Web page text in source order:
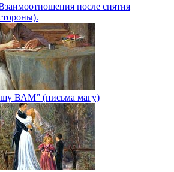
после снятия
ВАМ” (письма магу)